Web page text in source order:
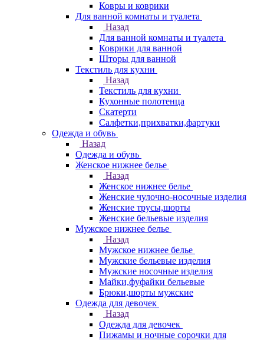
Ковры и коврики
Для ванной комнаты и туалета
Назад
Для ванной комнаты и туалета
Коврики для ванной
Шторы для ванной
Текстиль для кухни
Назад
Текстиль для кухни
Кухонные полотенца
Скатерти
Салфетки,прихватки,фартуки
Одежда и обувь
Назад
Одежда и обувь
Женское нижнее белье
Назад
Женское нижнее белье
Женские чулочно-носочные изделия
Женские трусы,шорты
Женские бельевые изделия
Мужское нижнее белье
Назад
Мужское нижнее белье
Мужские бельевые изделия
Мужские носочные изделия
Майки,фуфайки бельевые
Брюки,шорты мужские
Одежда для девочек
Назад
Одежда для девочек
Пижамы и ночные сорочки для